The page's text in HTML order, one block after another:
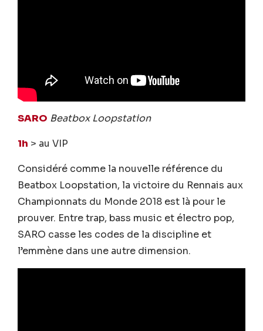
SARO Beatbox Loopstation
1h > au VIP
Considéré comme la nouvelle référence du
Beatbox Loopstation, la victoire du Rennais aux
Championnats du Monde 2018 est là pour le
prouver. Entre trap, bass music et électro pop,
SARO casse les codes de la discipline et
l’emmène dans une autre dimension.